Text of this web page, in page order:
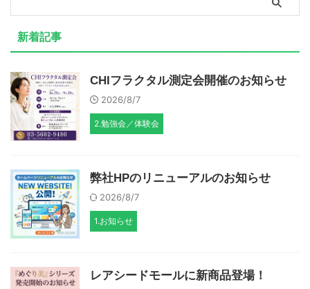
新着記事
CHIフラクタル測定会開催のお知らせ
2026/8/7
2.勉強会／体験会
弊社HPのリニューアルのお知らせ
2026/8/7
1.お知らせ
レアシードモールに新商品登場！